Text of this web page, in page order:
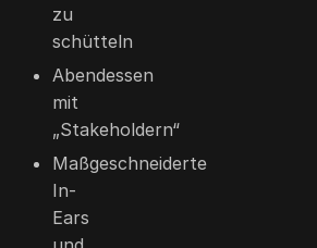
zu
schütteln
Abendessen
mit
„Stakeholdern“
Maßgeschneiderte
In-
Ears